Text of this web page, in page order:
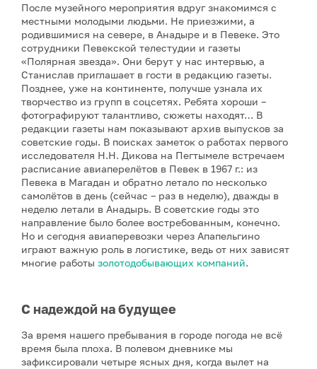
После музейного мероприятия вдруг знакомимся с
местными молодыми людьми. Не приезжими, а
родившимися на севере, в Анадыре и в Певеке. Это
сотрудники Певекской телестудии и газеты
«Полярная звезда». Они берут у нас интервью, а
Станислав приглашает в гости в редакцию газеты.
Позднее, уже на континенте, получше узнала их
творчество из групп в соцсетях. Ребята хороши –
фотографируют талантливо, сюжеты находят… В
редакции газеты нам показывают архив выпусков за
советские годы. В поисках заметок о работах первого
исследователя Н.Н. Дикова на Пегтымеле встречаем
расписание авиаперелётов в Певек в 1967 г.: из
Певека в Магадан и обратно летало по несколько
самолётов в день (сейчас – раз в неделю), дважды в
неделю летали в Анадырь. В советские годы это
направление было более востребованным, конечно.
Но и сегодня авиаперевозки через Апапельгино
играют важную роль в логистике, ведь от них зависят
многие работы золотодобывающих компаний.
С надеждой на будущее
За время нашего пребывания в городе погода не всё
время была плоха. В полевом дневнике мы
зафиксировали четыре ясных дня, когда вылет на